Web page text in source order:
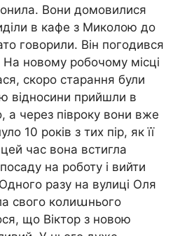
Вони домовилися
в кафе з Миколою до
говорили. Він погодився
На новому робочому місці
скоро старання були
відносини прийшли в
а через півроку вони вже
10 років з тих пір, як її
час вона встигла
на роботу і вийти
разу на вулиці Оля
свого колиաнього
що Віктор з новою